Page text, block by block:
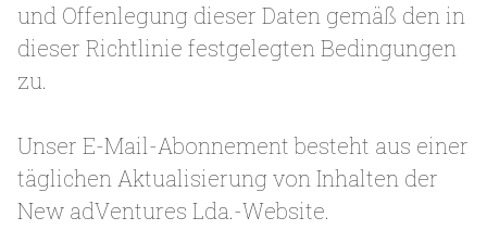
und Offenlegung dieser Daten gemäß den in
dieser Richtlinie festgelegten Bedingungen
zu.
Unser E-Mail-Abonnement besteht aus einer
täglichen Aktualisierung von Inhalten der
New adVentures Lda.-Website.